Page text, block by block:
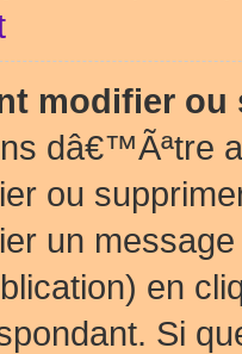
modifier ou
dâ€™Ãªtre
ou
un
en
Si